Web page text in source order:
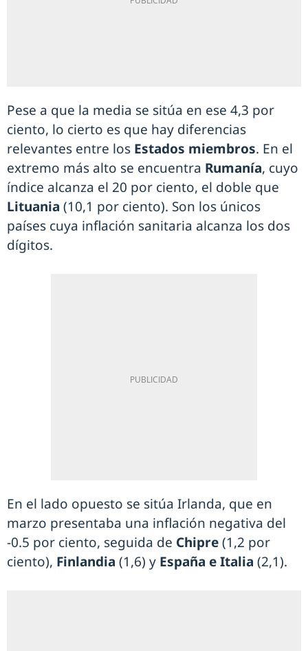
Pese a que la media se sitúa en ese 4,3 por
ciento, lo cierto es que hay diferencias
relevantes entre los Estados miembros. En el
extremo más alto se encuentra Rumanía, cuyo
índice alcanza el 20 por ciento, el doble que
Lituania (10,1 por ciento). Son los únicos
países cuya inflación sanitaria alcanza los dos
dígitos.
En el lado opuesto se sitúa Irlanda, que en
marzo presentaba una inflación negativa del
-0.5 por ciento, seguida de Chipre(1,2 por
ciento), Finlandia (1,6) y España e Italia (2,1).